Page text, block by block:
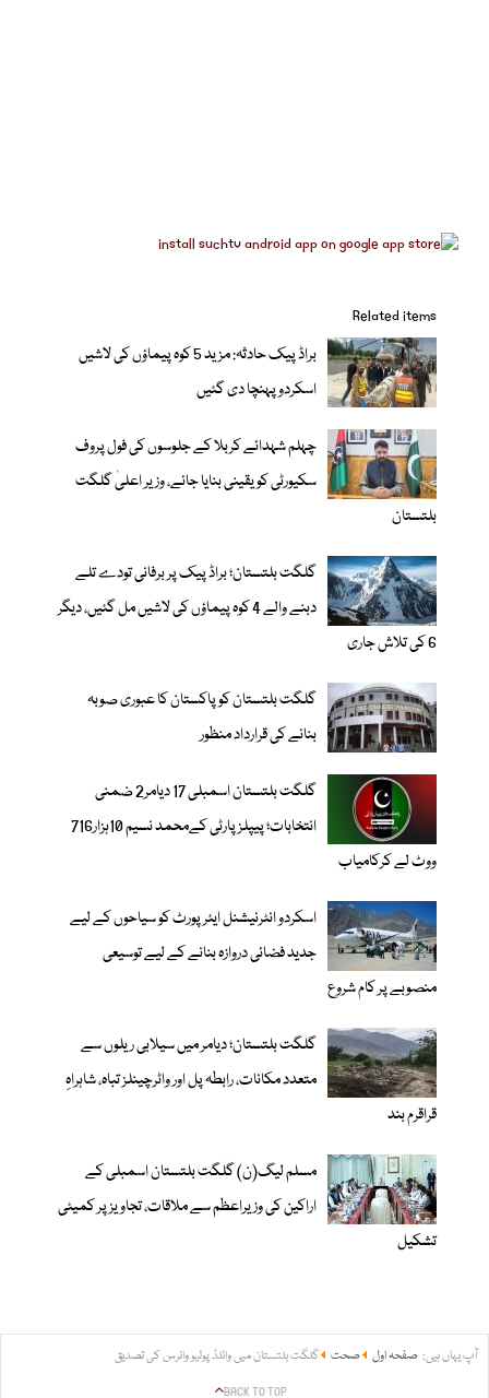
Related items
براڈ پیک حادثہ: مزید 5 کوہ پیماؤں کی لاشیں
اسکردو پہنچا دی گئیں
چہلم شہدائے کربلا کے جلوسوں کی فول پروف
سکیورٹی کو یقینی بنایا جائے، وزیر اعلیٰ گلگت
بلتستان
گلگت بلتستان؛ براڈ پیک پر برفانی تودے تلے
دبنے والے 4 کوہ پیماؤں کی لاشیں مل گئیں، دیگر
6 کی تلاش جاری
گلگت بلتستان کو پاکستان کا عبوری صوبہ
بنانے کی قرارداد منظور
گلگت بلتستان اسمبلی 17 دیامر2 ضمنی
انتخابات؛ پیپلزپارٹی کےمحمد نسیم 10ہزار716
ووٹ لے کرکامیاب
اسکردو انٹرنیشنل ایئرپورٹ کو سیاحوں کے لیے
جدید فضائی دروازہ بنانے کے لیے توسیعی
منصوبے پر کام شروع
گلگت بلتستان؛ دیامر میں سیلابی ریلوں سے
متعدد مکانات، رابطہ پل اور واٹرچینلز تباہ، شاہراہِ
قراقرم بند
مسلم لیگ(ن) گلگت بلتستان اسمبلی کے
اراکین کی وزیراعظم سے ملاقات، تجاویز پر کمیٹی
تشکیل
آپ یہاں ہیں: صفحہ اول صحت گلگت بلتستان میں وائلڈ پولیو وائرس کی تصدیق
BACK TO TOP